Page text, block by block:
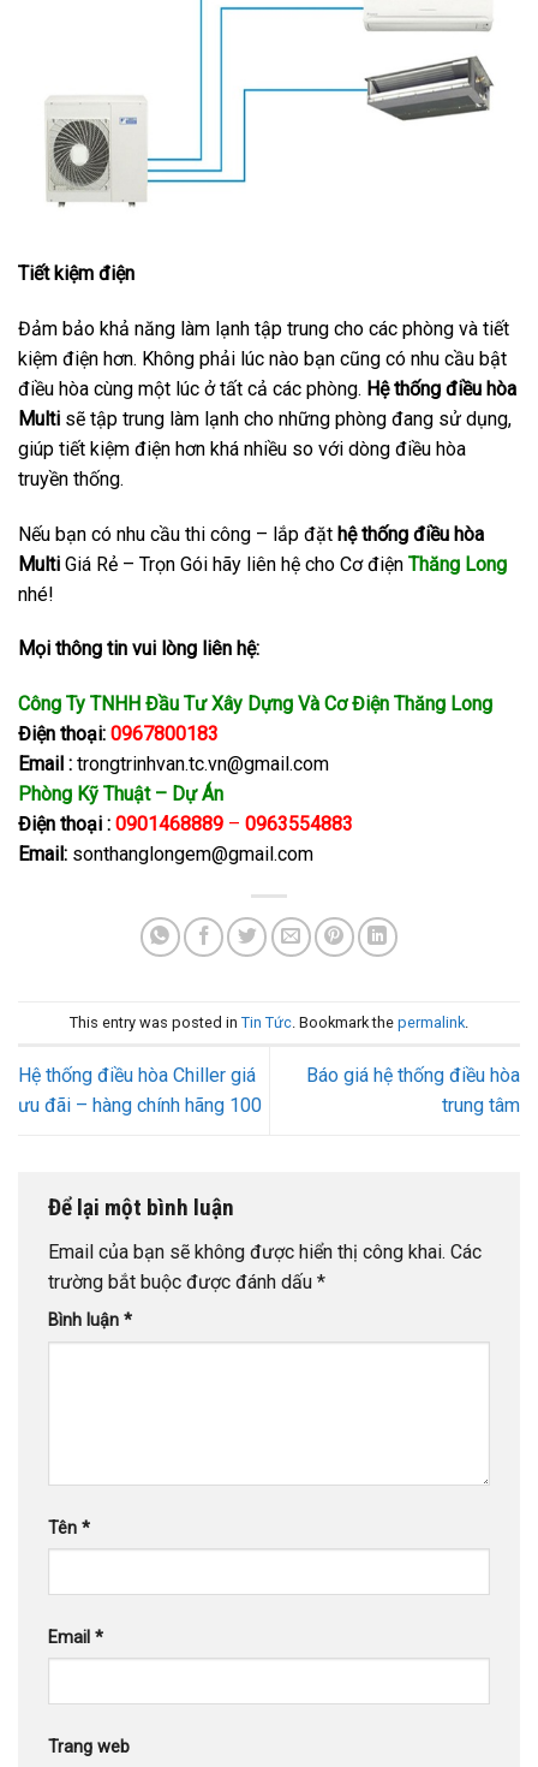
Tiết kiệm điện
Đảm bảo khả năng làm lạnh tập trung cho các phòng và tiết
kiệm điện hơn. Không phải lúc nào bạn cũng có nhu cầu bật
điều hòa cùng một lúc ở tất cả các phòng. Hệ thống điều hòa
Multi sẽ tập trung làm lạnh cho những phòng đang sử dụng,
giúp tiết kiệm điện hơn khá nhiều so với dòng điều hòa
truyền thống.
Nếu bạn có nhu cầu thi công – lắp đặt hệ thống điều hòa
Multi Giá Rẻ – Trọn Gói hãy liên hệ cho Cơ điện Thăng Long
nhé!
Mọi thông tin vui lòng liên hệ:
Công Ty TNHH Đầu Tư Xây Dựng Và Cơ Điện Thăng Long
Điện thoại: 0967800183
Email : trongtrinhvan.tc.vn@gmail.com
Phòng Kỹ Thuật – Dự Án
Điện thoại : 0901468889 – 0963554883
Email: sonthanglongem@gmail.com
This entry was posted in Tin Tức . Bookmark the permalink
Hệ thống điều hòa Chiller giá
ưu đãi – hàng chính hãng 100
Báo giá hệ thống điều hòa
trung tâm
Để lại một bình luận
Email của bạn sẽ không được hiển thị công khai. Các
trường bắt buộc được đánh dấu *
Bình luận *
Tên *
Email *
Trang web